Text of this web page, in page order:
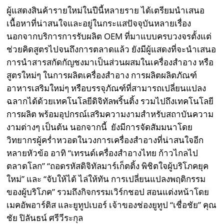
ผู้แสดงสินค้ารายใหม่ในปีนี้หลายราย ได้เตรียมนำเสนอ
เนื้อหาที่น่าสนใจและอยู่ในกระแสปัจจุบันหลายเรื่อง
นอกจากบริการการรับผลิต OEM ที่มาแบบครบวงจรตั้งแต่
ช่วยคิดสูตรไปจนถึงการตลาดแล้ว ยังมีผู้แสดงที่จะนำเสนอ
การนำสารสกัดกัญชงมาเป็นส่วนผสมในเครื่องสำอาง หรือ
สูตรใหม่ๆ ในการผลิตเครื่องสำอาง การผลิตผลิตภัณฑ์
อาหารเสริมใหม่ๆ หรือบรรจุภัณฑ์ที่สามารถเปลี่ยนแปลง
ฉลากได้ด้วยเทคโนโลยีดิจิทัลพริ้นติ้ง รวมไปถึงเทคโนโลยี
การผลิต พร้อมอุปกรณ์เสริมความงามสำหรับสถาบันความ
งามต่างๆ เป็นต้น นอกจากนี้ ยังมีการจัดสัมมนาโดย
วิทยากรผู้คร่ำหวอดในวงการเครื่องสำอางที่น่าสนใจอีก
หลายหัวข้อ อาทิ “เทรนด์เครื่องสำอางไทย ก้าวไกลไป
ตลาดโลก” “ถอดรหัสดิจิทัลมาร์เก็ตติ้ง พิชิตใจผู้บริโภคยุค
ใหม่” และ “จับให้ได้ ไล่ให้ทัน การเปลี่ยนแปลงพฤติกรรม
ของผู้บริโภค” รวมถึงกิจกรรมเวิร์กชอป สอนแต่งหน้าโดย
เมคอัพอาร์ติส และยูทูปเบอร์ เจ้าของช่องยูทูป “เชื่อชัย” คุณ
ชัย ปิลันธน์ ศรีวีระกุล